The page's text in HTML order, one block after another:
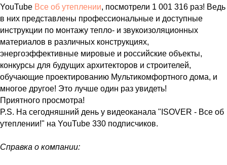
YouTube Все об утеплении, посмотрели 1 001 316 раз! Ведь
в них представлены профессиональные и доступные
инструкции по монтажу тепло- и звукоизоляционных
материалов в различных конструкциях,
энергоэффективные мировые и российские объекты,
конкурсы для будущих архитекторов и строителей,
обучающие проектированию Мультикомфортного дома, и
многое другое! Это лучше один раз увидеть!
Приятного просмотра!
P.S. На сегодняшний день у видеоканала "ISOVER - Все об
утеплении!" на YouTube 330 подписчиков.
Справка о компании: